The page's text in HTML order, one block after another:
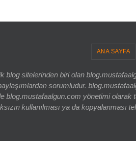
ANA SAYFA
blog sitelerinden biri olan
sorumludur.
yönetimi olarak
kullanılması ya da